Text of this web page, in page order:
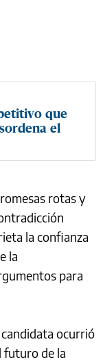
que
el
rotas y
la confianza
la
para
candidata ocurrió
futuro de la